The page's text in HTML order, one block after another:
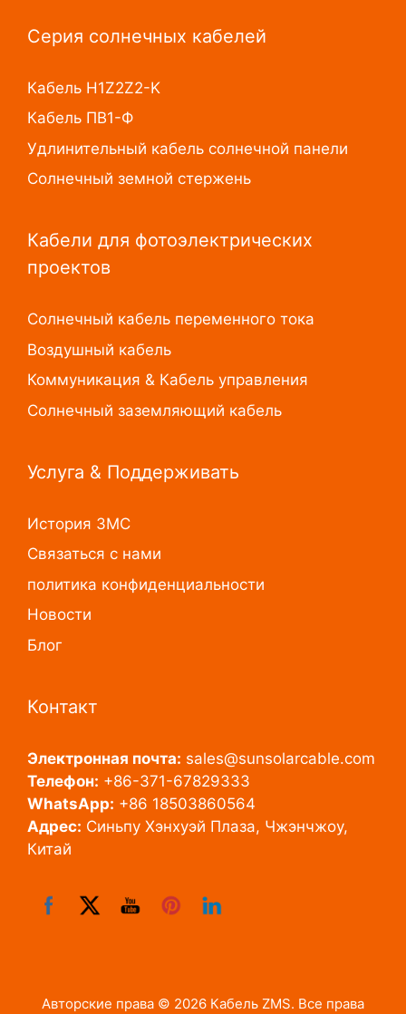
Серия солнечных кабелей
Кабель H1Z2Z2-K
Кабель ПВ1-Ф
Удлинительный кабель солнечной панели
Солнечный земной стержень
Кабели для фотоэлектрических
проектов
Солнечный кабель переменного тока
Воздушный кабель
Коммуникация & Кабель управления
Солнечный заземляющий кабель
Услуга & Поддерживать
История ЗМС
Связаться с нами
политика конфиденциальности
Новости
Блог
Контакт
Электронная почта: sales@sunsolarcable.com
Телефон: +86-371-67829333
WhatsApp: +86 18503860564
Адрес: Синьпу Хэнхуэй Плаза, Чжэнчжоу,
Китай
Авторские права © 2026 Кабель ZMS. Все права